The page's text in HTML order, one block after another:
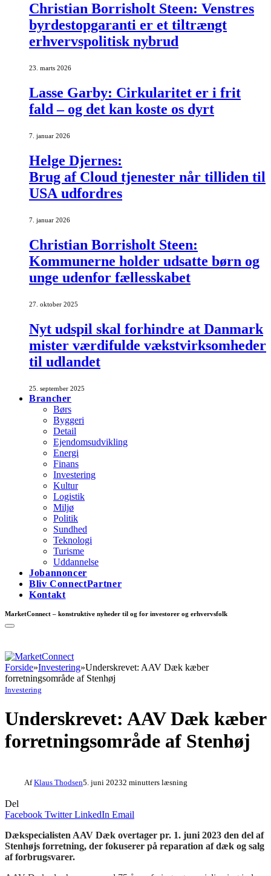
Christian Borrisholt Steen: Venstres
byrdestopgaranti er et tiltrængt
erhvervspolitisk nybrud
23. marts 2026
Lasse Garby: Cirkularitet er i frit
fald – og det kan koste os dyrt
7. januar 2026
Helge Djernes:
Brug af Cloud tjenester når tilliden til
USA udfordres
7. januar 2026
Christian Borrisholt Steen:
Kommunerne holder udsatte børn og
unge udenfor fællesskabet
27. oktober 2025
Nyt udspil skal forhindre at Danmark
mister værdifulde vækstvirksomheder
til udlandet
25. september 2025
Brancher
Børs
Byggeri
Detail
Ejendomsudvikling
Energi
Finans
Investering
Kultur
Logistik
Miljø
Politik
Sundhed
Teknologi
Turisme
Uddannelse
Jobannoncer
Bliv ConnectPartner
Kontakt
MarketConnect – konstruktive nyheder til og for investorer og erhvervsfolk
Forside»Investering»Underskrevet: AAV Dæk kæber
forretningsområde af Stenhøj
Investering
Underskrevet: AAV Dæk kæber
forretningsområde af Stenhøj
Af Klaus Thodsen5. juni 20232 minutters læsning
Del
Facebook Twitter LinkedIn Email
Dækspecialisten AAV Dæk overtager pr. 1. juni 2023 den del af
Stenhøjs forretning, der fokuserer på reparation af dæk og salg
af forbrugsvarer.